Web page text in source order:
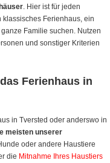
. Hier ist für jeden
Ferienhaus, ein
Familie suchen. Nutzen
und sonstiger Kriterien
Ferienhaus in
in Tversted oder anderswo in
meisten unserer
oder andere Haustiere
die Mitnahme Ihres Haustiers